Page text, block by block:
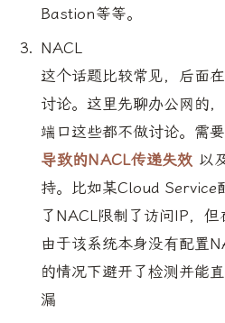
Bastion等等。
NACL
这个话题比较常见，后面
讨论。这里先聊办公网的
端口这些都不做讨论。需
导致的NACL传递失效 以
持。比如某Cloud Service
了NACL限制了访问IP，但
由于该系统本身没有配置
的情况下避开了检测并能
漏